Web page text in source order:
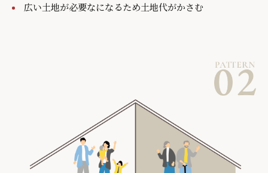
広い土地が必要なになるため土地代がかさむ